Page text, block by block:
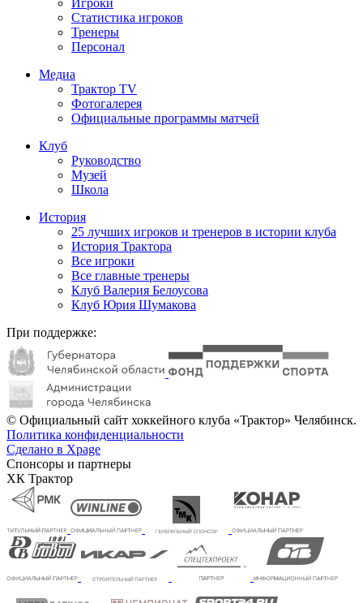
Статистика игроков
Тренеры
Персонал
Медиа
Трактор TV
Фотогалерея
Официальные программы матчей
Клуб
Руководство
Музей
Школа
История
25 лучших игроков и тренеров в истории клуба
История Трактора
Все игроки
Все главные тренеры
Клуб Валерия Белоусова
Клуб Юрия Шумакова
При поддержке:
© Официальный сайт хоккейного клуба «Трактор» Челябинск.
Политика конфиденциальности
Сделано в Xpage
Спонсоры и партнеры
ХК Трактор